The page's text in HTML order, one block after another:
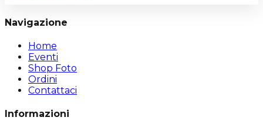
Navigazione
Home
Eventi
Shop Foto
Ordini
Contattaci
Informazioni